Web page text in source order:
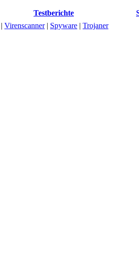
Testberichte
| Virenscanner| Spyware | Trojaner